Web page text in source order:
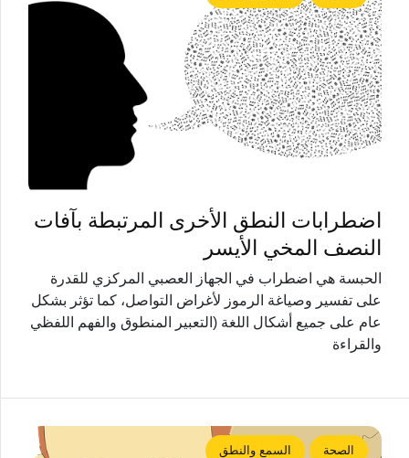
اضطرابات النطق الأخرى المرتبطة بآفات
النصف المخي الأيسر
الحبسة هي اضطراب في الجهاز العصبي المركزي للقدرة
على تفسير وصياغة الرموز لأغراض التواصل، كما تؤثر بشكل
عام على جميع أشكال اللغة (التعبير المنطوق والفهم اللفظي
والقراءة
الصحة السمع والنطق